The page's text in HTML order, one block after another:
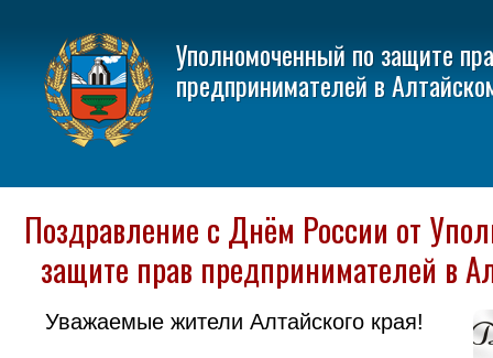
Уполномоченный по защите
предпринимателей в
Поздравление с Днём России от
защите прав предпринимателей в
Уважаемые жители Алтайского края!